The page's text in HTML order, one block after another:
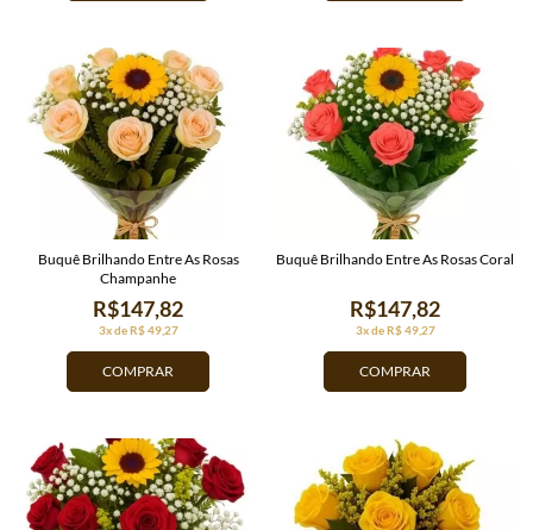
COMPRAR
3x de R$ 49,27
R$147,82
Buquê Brilhando Entre As Rosas
Champanhe
COMPRAR
3x de R$ 49,27
R$147,82
Buquê Brilhando Entre As Rosas Coral